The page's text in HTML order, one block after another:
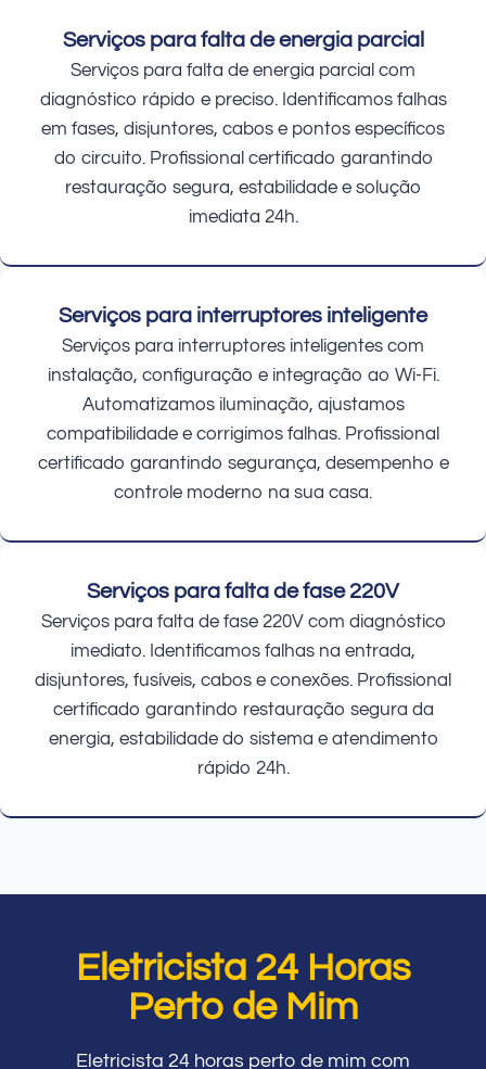
Serviços para falta de energia parcial
Serviços para falta de energia parcial com
diagnóstico rápido e preciso. Identificamos falhas
em fases, disjuntores, cabos e pontos específicos
do circuito. Profissional certificado garantindo
restauração segura, estabilidade e solução
imediata 24h.
Serviços para interruptores inteligente
Serviços para interruptores inteligentes com
instalação, configuração e integração ao Wi-Fi.
Automatizamos iluminação, ajustamos
compatibilidade e corrigimos falhas. Profissional
certificado garantindo segurança, desempenho e
controle moderno na sua casa.
Serviços para falta de fase 220V
Serviços para falta de fase 220V com diagnóstico
imediato. Identificamos falhas na entrada,
disjuntores, fusíveis, cabos e conexões. Profissional
certificado garantindo restauração segura da
energia, estabilidade do sistema e atendimento
rápido 24h.
Eletricista 24 Horas
Perto de Mim
Eletricista 24 horas perto de mim com